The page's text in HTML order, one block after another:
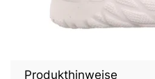
Produkthinweise